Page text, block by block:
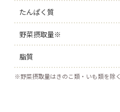
たんぱく質
野菜摂取量※
脂質
※野菜摂取量はきのこ類・いも類を除く